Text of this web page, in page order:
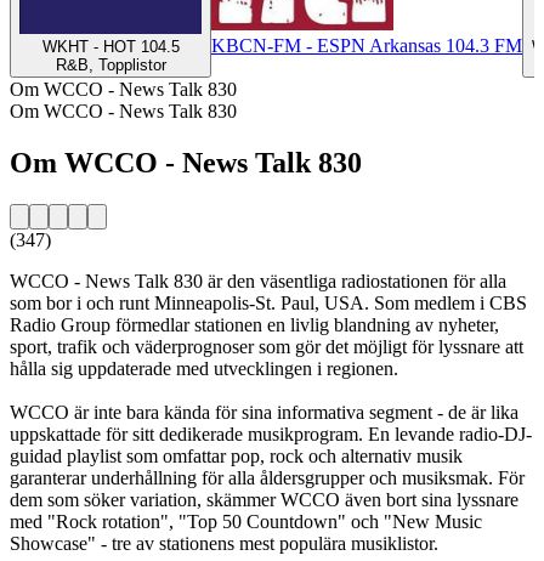
WKHT - HOT 104.5
R&B, Topplistor
KBCN-FM - ESPN Arkansas 104.3 FM
Om WCCO - News Talk 830
Om WCCO - News Talk 830
Om WCCO - News Talk 830
(347)
WCCO - News Talk 830 är den väsentliga radiostationen för alla
som bor i och runt Minneapolis-St. Paul, USA. Som medlem i CBS
Radio Group förmedlar stationen en livlig blandning av nyheter,
sport, trafik och väderprognoser som gör det möjligt för lyssnare att
hålla sig uppdaterade med utvecklingen i regionen.
WCCO är inte bara kända för sina informativa segment - de är lika
uppskattade för sitt dedikerade musikprogram. En levande radio-DJ-
guidad playlist som omfattar pop, rock och alternativ musik
garanterar underhållning för alla åldersgrupper och musiksmak. För
dem som söker variation, skämmer WCCO även bort sina lyssnare
med "Rock rotation", "Top 50 Countdown" och "New Music
Showcase" - tre av stationens mest populära musiklistor.